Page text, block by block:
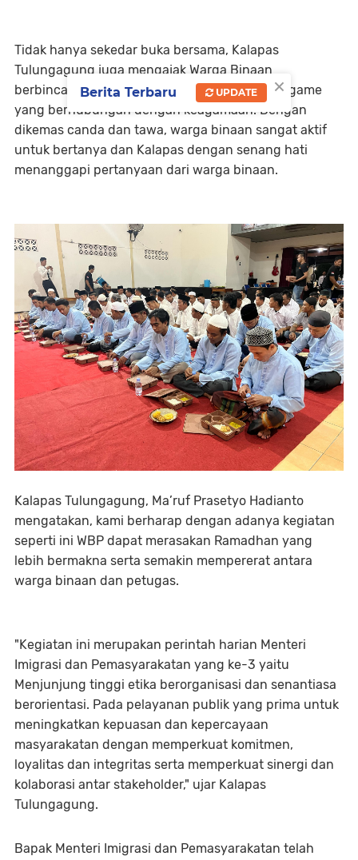
Tidak hanya sekedar buka bersama, Kalapas
Tulungagung juga mengajak Warga Binaan
berbincang-bincang dan menyelenggarakan game
yang berhubungan dengan keagamaan. Dengan
dikemas canda dan tawa, warga binaan sangat aktif
untuk bertanya dan Kalapas dengan senang hati
menanggapi pertanyaan dari warga binaan.
Kalapas Tulungagung, Ma’ruf Prasetyo Hadianto
mengatakan, kami berharap dengan adanya kegiatan
seperti ini WBP dapat merasakan Ramadhan yang
lebih bermakna serta semakin mempererat antara
warga binaan dan petugas.
"Kegiatan ini merupakan perintah harian Menteri
Imigrasi dan Pemasyarakatan yang ke-3 yaitu
Menjunjung tinggi etika berorganisasi dan senantiasa
berorientasi. Pada pelayanan publik yang prima untuk
meningkatkan kepuasan dan kepercayaan
masyarakatan dengan memperkuat komitmen,
loyalitas dan integritas serta memperkuat sinergi dan
kolaborasi antar stakeholder," ujar Kalapas
Tulungagung.
Bapak Menteri Imigrasi dan Pemasyarakatan telah
×
Berita Terbaru UPDATE